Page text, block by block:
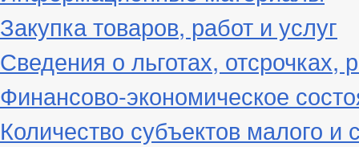
Закупка товаров, работ и услуг
Сведения о льготах, отсрочках,
Финансово-экономическое
Количество субъектов малого и